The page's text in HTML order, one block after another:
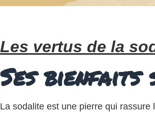
Les vertus de la
Ses bienfaits
La sodalite est une pierre qui